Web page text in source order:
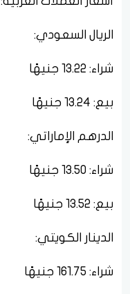
الريال السعودي:
شراء: 13.22 جنيهًا
بيع: 13.24 جنيهًا
الدرهم الإماراتي:
شراء: 13.50 جنيهًا
بيع: 13.52 جنيهًا
الدينار الكويتي:
شراء: 161.75 جنيهًا